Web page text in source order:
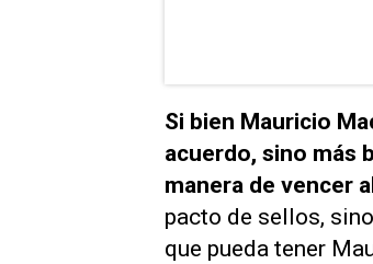
Si bien Mauricio
acuerdo, sino más
manera de vencer
pacto de sellos,
que pueda tener